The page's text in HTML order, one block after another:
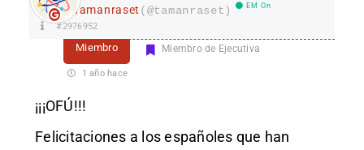
Tamanraset (@tamanraset) EM On
#2976952
Miembro Miembro de Ejecutiva
1 año hace
¡¡¡OFÚ!!!
Felicitaciones a los españoles que han